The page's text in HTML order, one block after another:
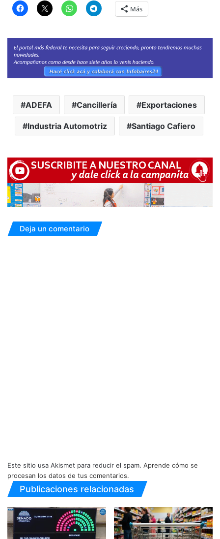
Más
ADEFA Cancillería Exportaciones
Industria Automotriz Santiago Cafiero
Deja un comentario
Este sitio usa Akismet para reducir el spam. Aprende cómo se
procesan los datos de tus comentarios.
Publicaciones relacionadas